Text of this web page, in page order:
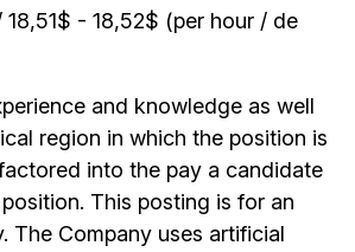
18,51$ - 18,52$ (per hour / de
and knowledge as well
region in which the position is
into the pay a candidate
This posting is for an
The Company uses artificial